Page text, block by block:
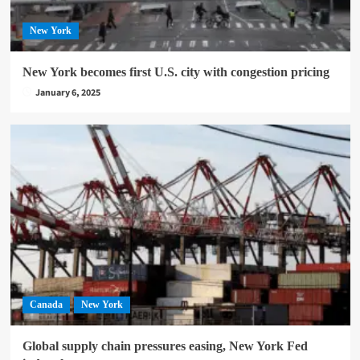
New York
New York becomes first U.S. city with congestion pricing
January 6, 2025
Canada New York
Global supply chain pressures easing, New York Fed